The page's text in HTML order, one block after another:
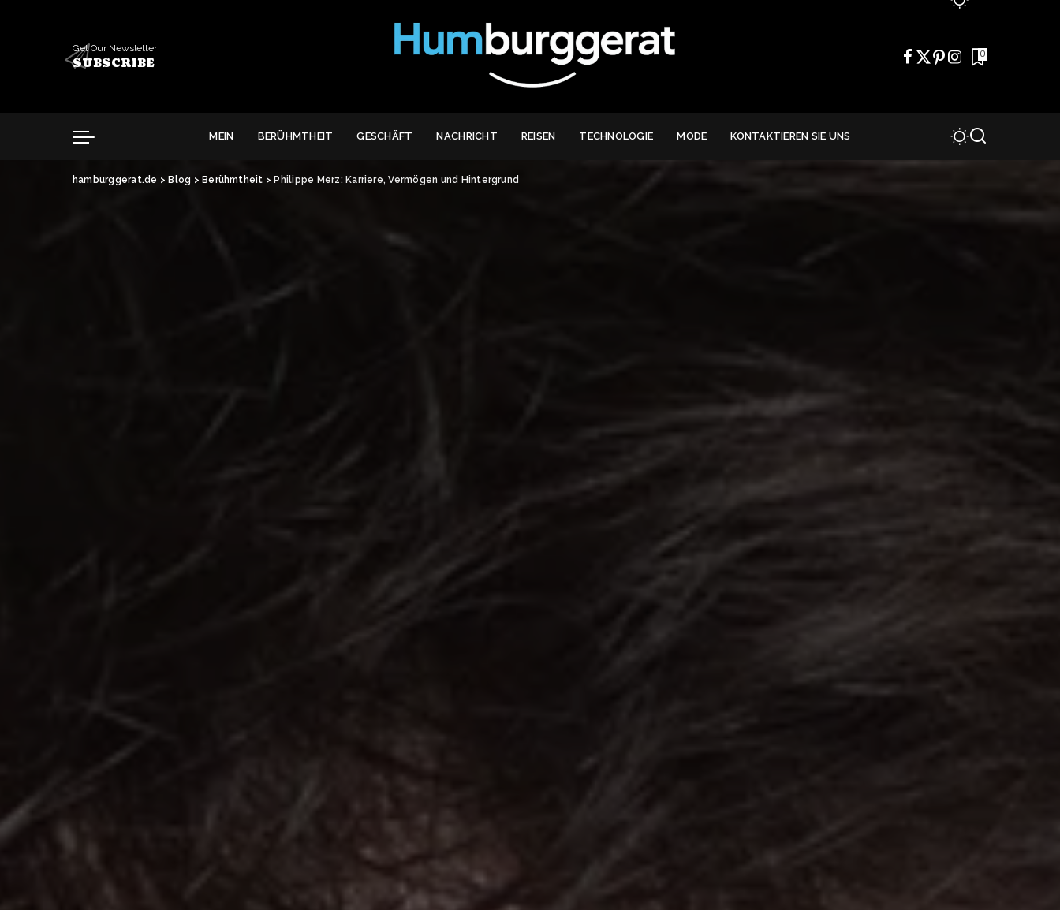
Get Our Newsletter
SUBSCRIBE
0
MEIN BERÜHMTHEIT GESCHÄFT NACHRICHT REISEN TECHNOLOGIE MODE KONTAKTIEREN SIE UNS
hamburggerat.de > Blog > Berühmtheit > Philippe Merz: Karriere, Vermögen und Hintergrund